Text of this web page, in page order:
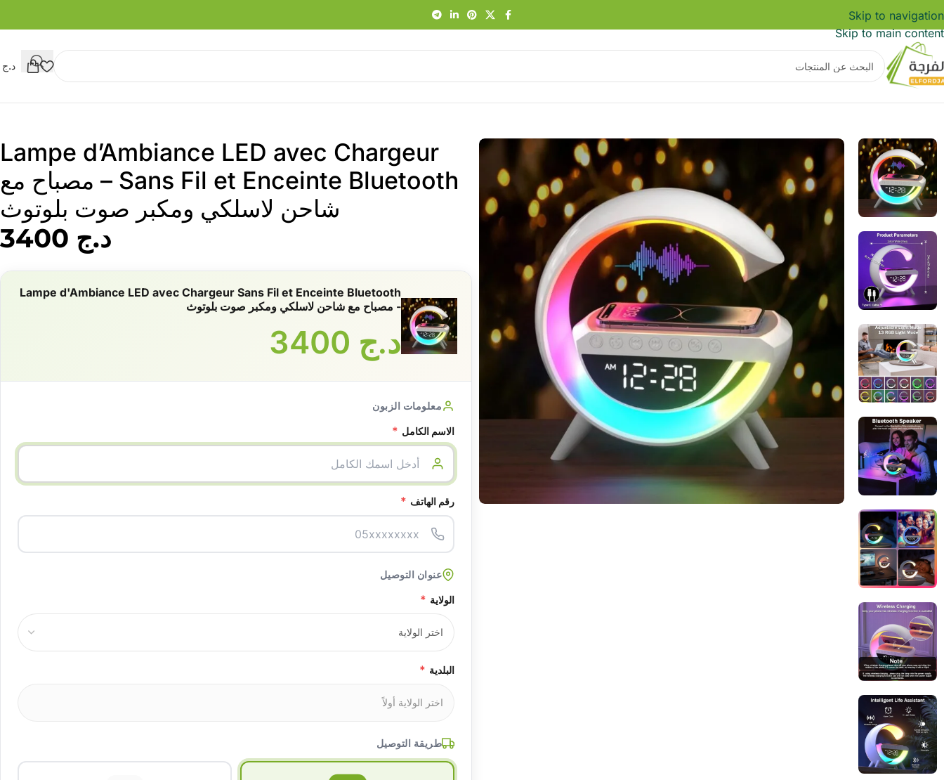
Skip to navigation
Skip to main content
د.ج
Lampe d’Ambiance LED avec Chargeur
Sans Fil et Enceinte Bluetooth – مصباح مع
شاحن لاسلكي ومكبر صوت بلوتوث
د.ج
Lampe d'Ambiance LED avec Chargeur Sans Fil et Enceinte Bluetooth
- مصباح مع شاحن لاسلكي ومكبر صوت بلوتوث
د.ج
معلومات الزبون
الاسم الكامل *
رقم الهاتف *
عنوان التوصيل
الولاية *
البلدية *
طريقة التوصيل